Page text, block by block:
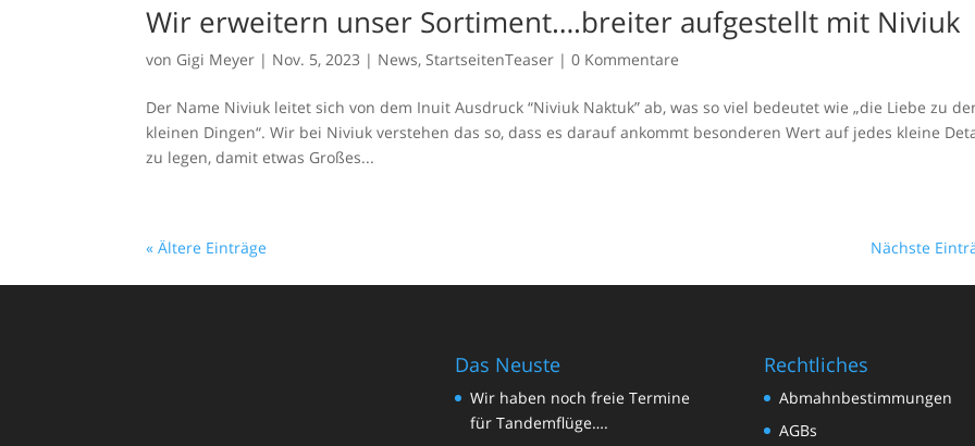
Wir erweitern unser Sortiment….breiter aufgestellt mit Niviuk
von Gigi Meyer | Nov. 5, 2023 | News, StartseitenTeaser |0 Kommentare
Der Name Niviuk leitet sich von dem Inuit Ausdruck “Niviuk Naktuk” ab, was so viel bedeutet wie „die Liebe zu
kleinen Dingen“. Wir bei Niviuk verstehen das so, dass es darauf ankommt besonderen Wert auf jedes kleine
zu legen, damit etwas Großes...
« Ältere Einträge Nächste
Das Neuste
Wir haben noch freie Termine
für Tandemflüge….
Rechtliches
Abmahnbestimmungen
AGBs